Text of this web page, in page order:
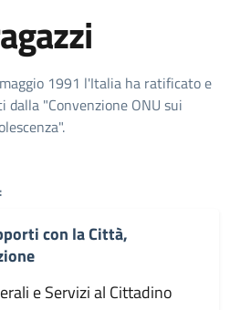
1991 l'Italia ha ratificato e
"Convenzione ONU sui
con la Città,
e Servizi al Cittadino